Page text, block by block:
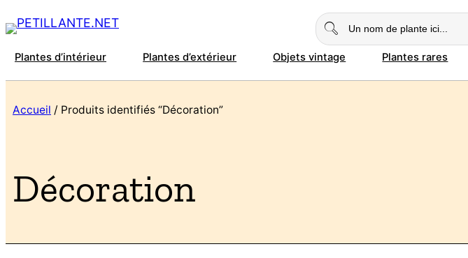
Plantes d’intérieur Plantes d’extérieur Objets vintage Plantes rares
Accueil / Produits identifiés “Décoration”
Décoration